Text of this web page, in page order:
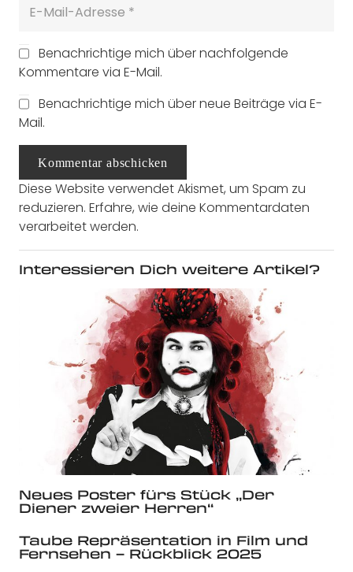
Benachrichtige mich über nachfolgende
Kommentare via E-Mail.
Benachrichtige mich über neue Beiträge via E-
Mail.
Kommentar abschicken
Diese Website verwendet Akismet, um Spam zu
reduzieren. Erfahre, wie deine Kommentardaten
verarbeitet werden.
Interessieren Dich weitere Artikel?
Neues Poster fürs Stück „Der
Diener zweier Herren“
Taube Repräsentation in Film und
Fernsehen – Rückblick 2025